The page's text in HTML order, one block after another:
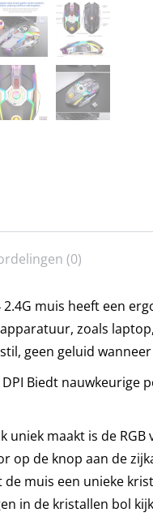
(0)
2.4G muis heeft een
zoals
geen geluid
Biedt nauwkeurige
uniek maakt is de
op de knop aan de
de muis een unieke
in de kristallen bol